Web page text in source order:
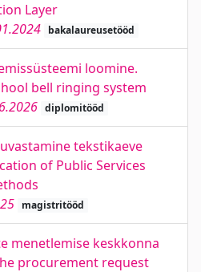
Layer
bakalaureusetööd
loomine.
bell ringing system
diplomitööd
tekstikaeve
of Public Services
magistritööd
menetlemise keskkonna
procurement request